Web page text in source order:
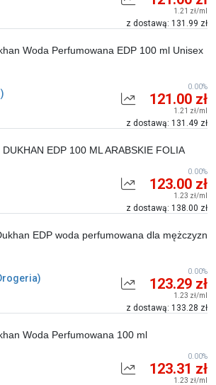
1.21 zł/ml
z dostawą: 131.99 zł
Woda Perfumowana EDP 100 ml Unisex
121.00 zł
1.21 zł/ml
z dostawą: 131.49 zł
0.00%
DUKHAN EDP 100 ML ARABSKIE FOLIA
123.00 zł
1.23 zł/ml
z dostawą: 138.00 zł
0.00%
EDP woda perfumowana dla mężczyzn
123.29 zł
1.23 zł/ml
z dostawą: 133.28 zł
0.00%
Woda Perfumowana 100 ml
123.31 zł
1.23 zł/ml
0.00%